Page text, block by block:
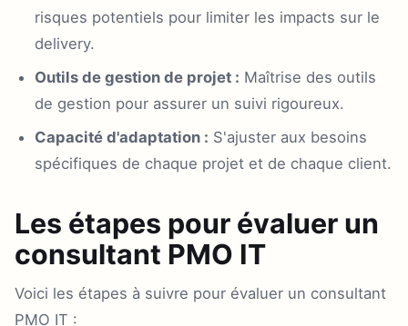
risques potentiels pour limiter les impacts sur le
delivery.
Outils de gestion de projet : Maîtrise des outils
de gestion pour assurer un suivi rigoureux.
Capacité d'adaptation : S'ajuster aux besoins
spécifiques de chaque projet et de chaque client.
Les étapes pour évaluer un
consultant PMO IT
Voici les étapes à suivre pour évaluer un consultant
PMO IT :